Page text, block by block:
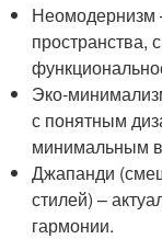
Неомодернизм
пространства,
Эко-
с понятным
минимальным
Джапанди
стилей) –
гармонии.